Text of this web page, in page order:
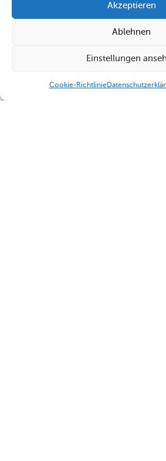
Akzeptieren
Ablehnen
Einstellungen
Cookie-Richtlinie